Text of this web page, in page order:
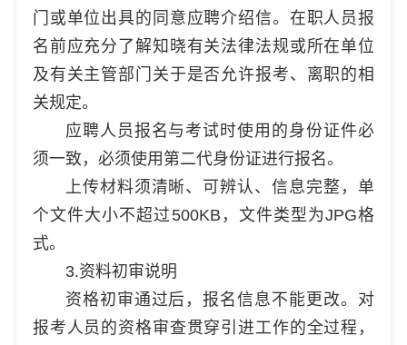
门或单位出具的同意应聘介绍信。在职人员报
名前应充分了解知晓有关法律法规或所在单位
及有关主管部门关于是否允许报考、离职的相
关规定。
应聘人员报名与考试时使用的身份证件必
须一致，必须使用第二代身份证进行报名。
上传材料须清晰、可辨认、信息完整，单
个文件大小不超过500KB，文件类型为JPG格
式。
3.资料初审说明
资格初审通过后，报名信息不能更改。对
报考人员的资格审查贯穿引进工作的全过程，